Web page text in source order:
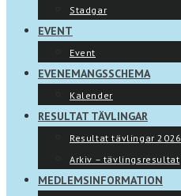
Stadgar
EVENT
Event
EVENEMANGSSCHEMA
Kalender
RESULTAT TÄVLINGAR
Resultat tävlingar 2026
Arkiv – tävlingsresultat
MEDLEMSINFORMATION